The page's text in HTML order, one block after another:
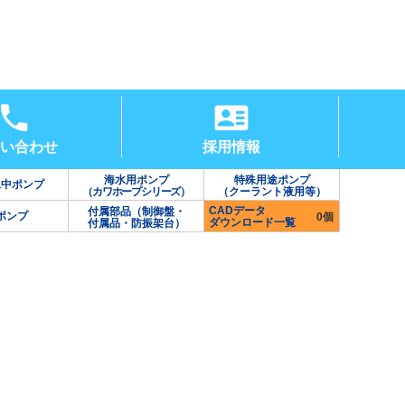
合わせ 採用情報
ポンプ
海水用ポンプ
（カワホープシリーズ）
特殊用途ポンプ
（クーラント液用等）
ンプ
付属部品（制御盤・
付属品・防振架台）
CADデータ
ダウンロード一覧
0個